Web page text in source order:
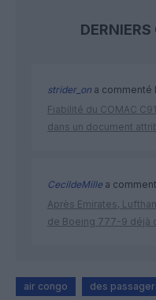
strider_on a commenté
Fiabilité du COMAC
dans un document
CecildeMillea
Après Emirates,
de Boeing 777-9 déjà
air congo des